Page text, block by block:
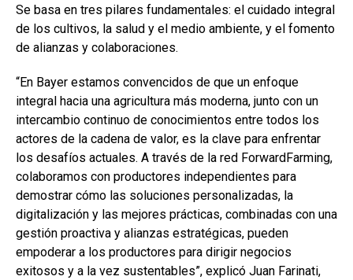
Se basa en tres pilares fundamentales: el cuidado integral
de los cultivos, la salud y el medio ambiente, y el fomento
de alianzas y colaboraciones.
“En Bayer estamos convencidos de que un enfoque
integral hacia una agricultura más moderna, junto con un
intercambio continuo de conocimientos entre todos los
actores de la cadena de valor, es la clave para enfrentar
los desafíos actuales. A través de la red ForwardFarming,
colaboramos con productores independientes para
demostrar cómo las soluciones personalizadas, la
digitalización y las mejores prácticas, combinadas con una
gestión proactiva y alianzas estratégicas, pueden
empoderar a los productores para dirigir negocios
exitosos y a la vez sustentables”, explicó Juan Farinati,